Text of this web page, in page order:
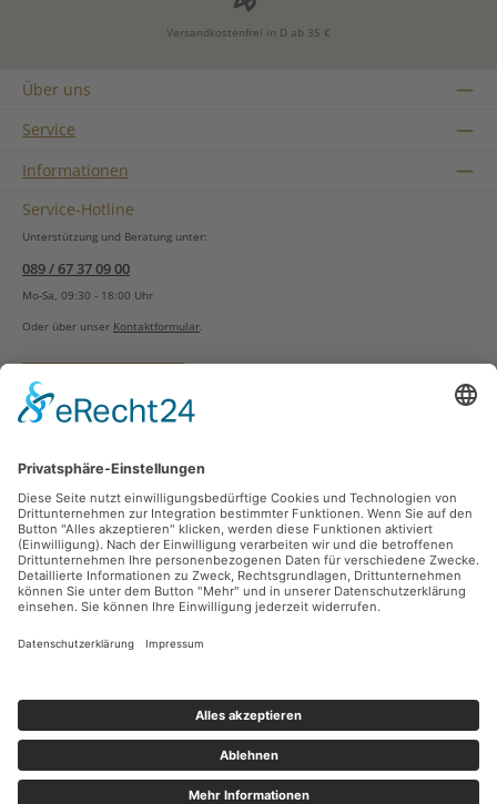
Versandkostenfrei in D ab 35 €
Über uns
Service
Informationen
Service-Hotline
Unterstützung und Beratung unter:
089 / 67 37 09 00
Mo-Sa, 09:30 - 18:00 Uhr
Oder über unser Kontaktformular
Vertrag widerrufen
Zahlungsarten
Sicher Einkaufen
Ladengeschäft
Newsletter
Facebook Instagram
Alle Preise inkl. gesetzl. Mehrwertsteuer zzgl.